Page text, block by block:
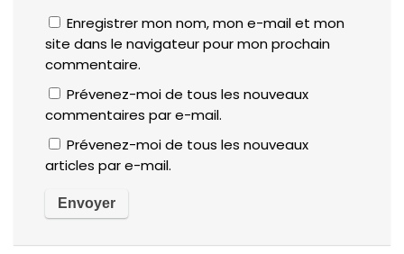
Enregistrer mon nom, mon e-mail et mon
site dans le navigateur pour mon prochain
commentaire.
Prévenez-moi de tous les nouveaux
commentaires par e-mail.
Prévenez-moi de tous les nouveaux
articles par e-mail.